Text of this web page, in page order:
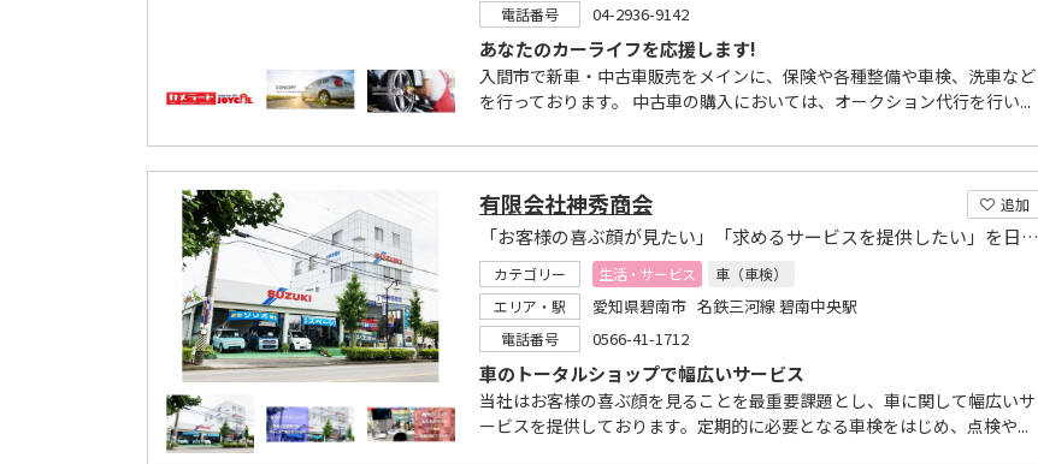
電話番号 04-2936-9142
あなたのカーライフを応援します!
入間市で新車・中古車販売をメインに、保険や各種整備や車検、洗車など
を行っております。 中古車の購入においては、オークション代行を行い...
追加
有限会社神秀商会
「お客様の喜ぶ顔が見たい」「求めるサービスを提供したい」を日々心掛ける
カテゴリー 生活・サービス
車（車検）
エリア・駅
愛知県碧南市 名鉄三河線 碧南中央駅
電話番号 0566-41-1712
車のトータルショップで幅広いサービス
当社はお客様の喜ぶ顔を見ることを最重要課題とし、車に関して幅広いサ
ービスを提供しております。定期的に必要となる車検をはじめ、点検や...